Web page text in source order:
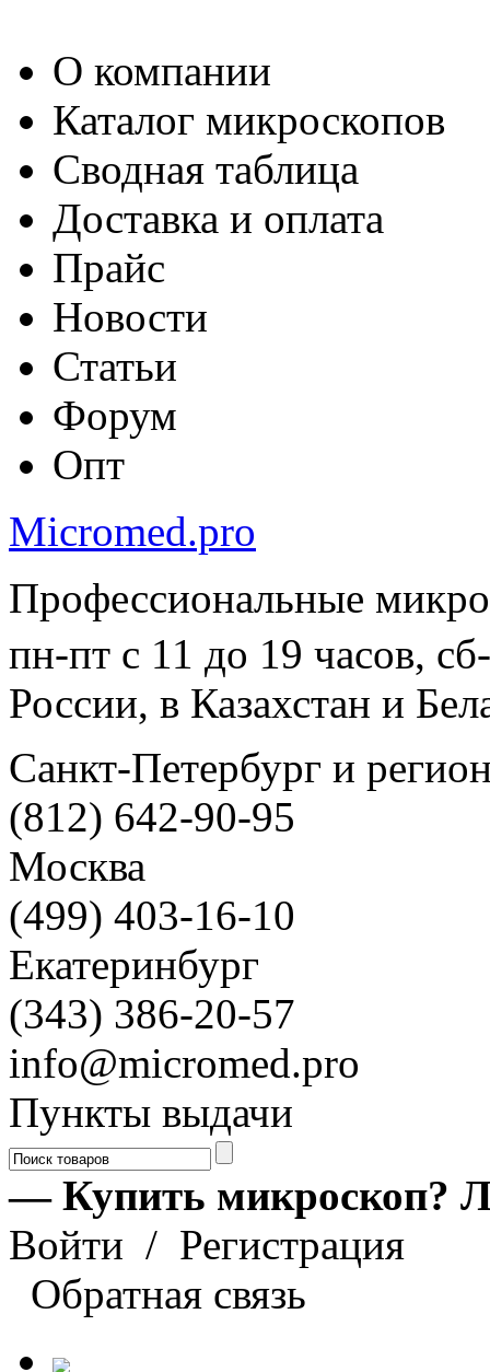
О компании
Каталог микроскопов
Сводная таблица
Доставка и оплата
Прайс
Новости
Статьи
Форум
Опт
Micromed.pro
Профессиональные
пн-пт с 11 до 19 часов,
России, в Казахстан и
Санкт-Петербург и
(812) 642-90-95
Москва
(499) 403-16-10
Екатеринбург
(343) 386-20-57
info@micromed.pro
Пункты выдачи
— Купить микроскоп?
Войти / Регистрация
Обратная связь